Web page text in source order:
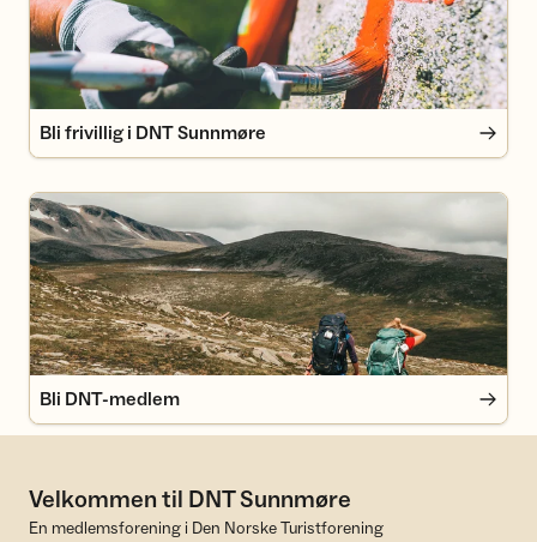
Bli frivillig i DNT Sunnmøre
Bli DNT-medlem
Bli DNT-medlem
Velkommen til DNT Sunnmøre
En medlemsforening i Den Norske Turistforening